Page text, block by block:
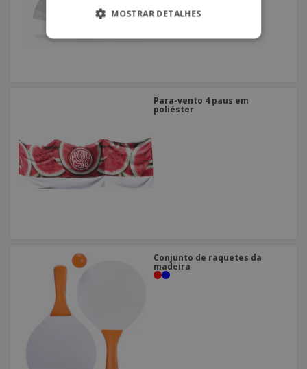
Para-vento 4 paus em
poliéster
Conjunto de raquetes da
madeira
MOSTRAR DETALHES